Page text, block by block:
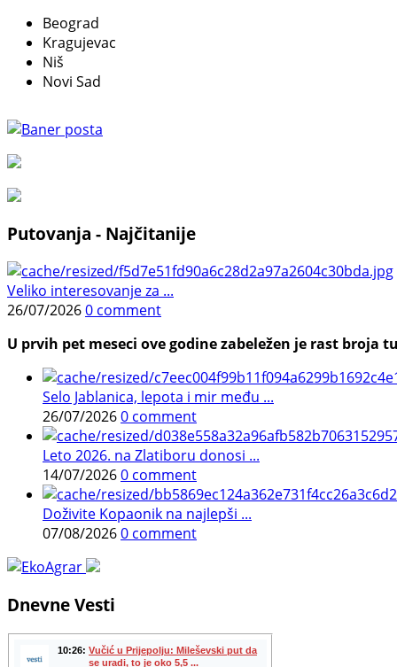
Beograd
Kragujevac
Niš
Novi Sad
Putovanja - Najčitanije
Veliko interesovanje za ...
26/07/20260 comment
U prvih pet meseci ove godine zabeležen je rast
Selo Jablanica, lepota i mir među ...
26/07/20260 comment
Leto 2026. na Zlatiboru donosi ...
14/07/20260 comment
Doživite Kopaonik na najlepši ...
07/08/20260 comment
Dnevne Vesti